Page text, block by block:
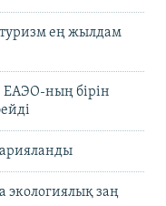
ең жылдам
ның бірін
экологиялық заң